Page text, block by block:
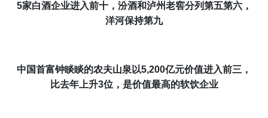
5家白酒企业进入前十，汾酒和泸州老窖分列第五第六，
洋河保持第九
中国首富钟睒睒的农夫山泉以5,200亿元价值进入前三，
比去年上升3位，是价值最高的软饮企业